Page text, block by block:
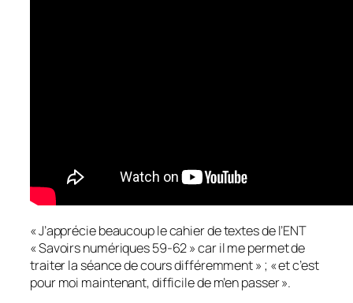
«J’apprécie beaucoup le cahier de textes de l’ENT
« Savoirs numériques 59-62 » car il me permet de
traiter la séance de cours différemment» ; «et c’est
pour moi maintenant, difficile de m’en passer».